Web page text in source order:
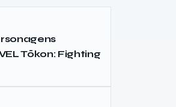
Tōkon: Fighting